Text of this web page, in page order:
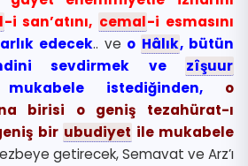
-i san’atını, cemal-i esmasını
edecek.. ve o Hâlık, bütün
sevdirmek ve zîşuur
mukabele istediğinden, o
birisi o geniş tezahürat-ı
bir ubudiyet ile mukabele
getirecek, Semavat ve Arz’ı